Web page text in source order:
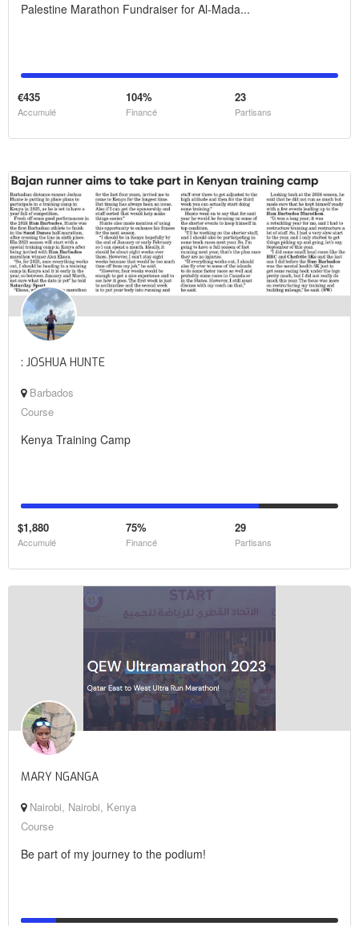
Palestine Marathon Fundraiser for Al-Mada...
€435
Accumulé
104%
Financé
23
Partisans
: JOSHUA HUNTE
Barbados
Course
Kenya Training Camp
$1,880
Accumulé
75%
Financé
29
Partisans
MARY NGANGA
Nairobi, Nairobi, Kenya
Course
Be part of my journey to the podium!